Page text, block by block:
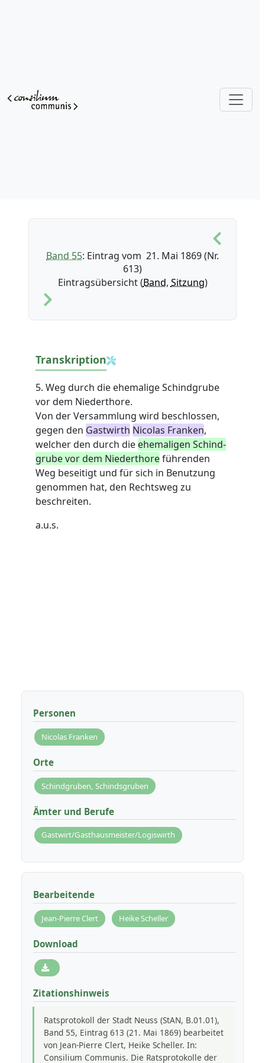
Band 55: Eintrag vom 21. Mai 1869 (Nr.
613)
Eintragsübersicht (Band, Sitzung)
Transkription
5. Weg durch die ehemalige Schindgrube
vor dem Niederthore.
Von der Versammlung wird beschlossen,
gegen den Gastwirth Nicolas Franken,
welcher den durch die ehemaligen Schind-
grube vor dem Niederthoreführenden
Weg beseitigt und für sich in Benutzung
genommen hat, den Rechtsweg zu
beschreiten.
a.u.s.
Personen
Nicolas Franken
Orte
Schindgruben, Schindsgruben
Ämter und Berufe
Gastwirt/Gasthausmeister/Logiswirth
Bearbeitende
Jean-Pierre Clert Heike Scheller
Download
Zitationshinweis
Ratsprotokoll der Stadt Neuss (StAN, B.01.01),
Band 55, Eintrag 613 (21. Mai 1869) bearbeitet
von Jean-Pierre Clert, Heike Scheller. In:
Consilium Communis. Die Ratsprotokolle der